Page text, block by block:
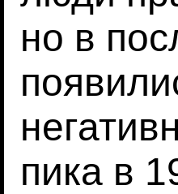
но в
пика в